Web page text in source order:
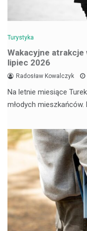
Turystyka
Wakacyjne
lipiec 2026
Radosław Kowalczyk
Na letnie miesiące
młodych